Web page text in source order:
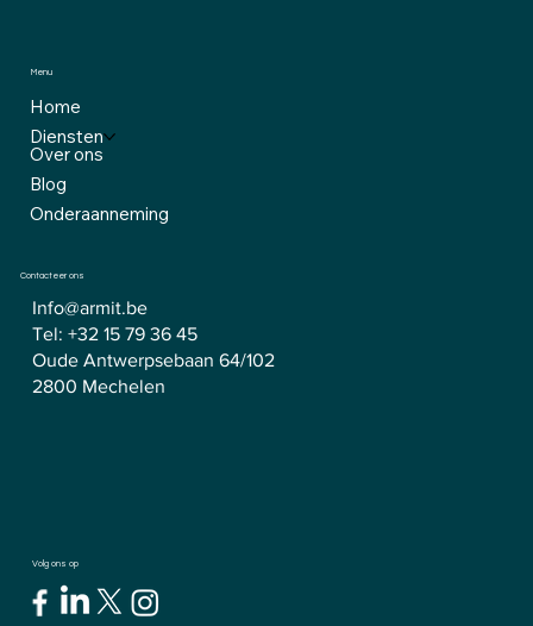
Menu
Home
Diensten
Over ons
Blog
Onderaanneming
Contacteer ons
Info@armit.be
Tel: +32 15 79 36 45
Oude Antwerpsebaan 64/102
2800 Mechelen
Volg ons op